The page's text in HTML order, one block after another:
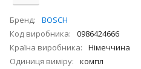
Бренд
BOSCH
Код виробника
0986424666
Країна виробника
Німеччина
Одиниця виміру
компл